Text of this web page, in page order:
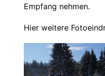
Empfang nehmen.
Hier weitere